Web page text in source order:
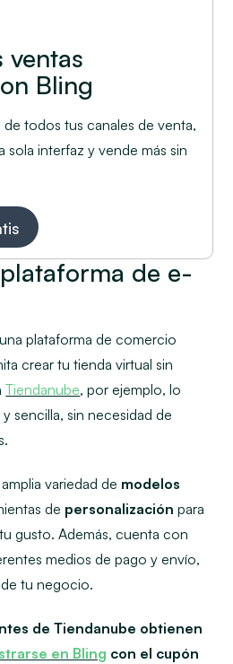
ventas
Bling
todos tus canales de venta,
sola interfaz y vende más sin
de e-
plataforma de comercio
crear tu tienda virtual sin
Tiendanube, por ejemplo, lo
sencilla, sin necesidad de
variedad de modelos
de personalizaciónpara
gusto. Además, cuenta con
medios de pago y envío,
tu negocio.
de Tiendanube obtienen
en Bling con el cupón